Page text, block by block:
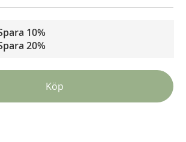
10%
20%
Köp